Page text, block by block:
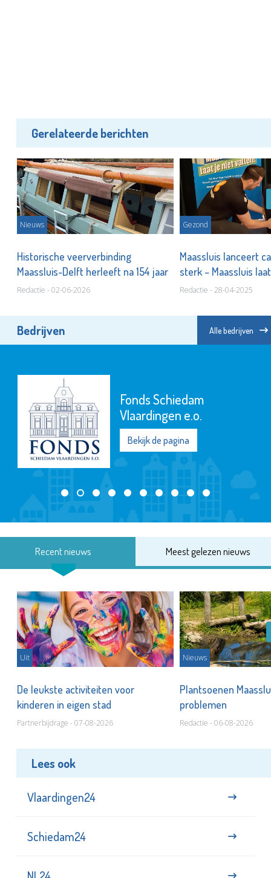
Gerelateerde berichten
Nieuws
Historische veerverbinding
Maassluis-Delft herleeft na 154 jaar
Redactie - 02-06-2026
Gezond
Maassluis lanceert
sterk – Maassluis
Redactie - 28-04-2025
Bedrijven Alle bedrijven
Fonds Schiedam
Vlaardingen e.o.
Bekijk de pagina
Recent nieuws Meest gelezen nieuws
Uit
De leukste activiteiten voor
kinderen in eigen stad
Partnerbijdrage - 07-08-2026
Nieuws
Plantsoenen
problemen
Redactie - 06-08-2026
Lees ook
Vlaardingen24
Schiedam24